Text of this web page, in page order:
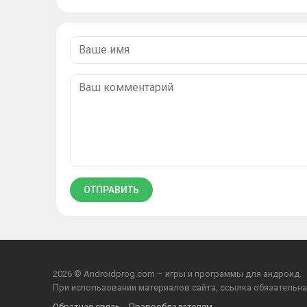
2026 © Androidprog.com – игры и программы для андроид.
При использовании материалов сайта, ссылка